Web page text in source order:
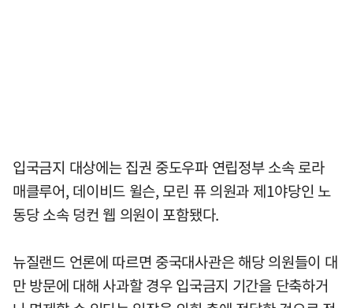
입국금지 대상에는 집권 중도우파 연립정부 소속 로라
매클루어, 데이비드 윌슨, 모린 퓨 의원과 제1야당인 노
동당 소속 덩컨 웹 의원이 포함됐다.
뉴질랜드 언론에 따르면 중국대사관은 해당 의원들이 대
만 방문에 대해 사과할 경우 입국금지 기간을 단축하거